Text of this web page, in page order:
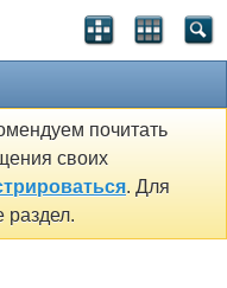
почитать
своих
. Для
раздел.